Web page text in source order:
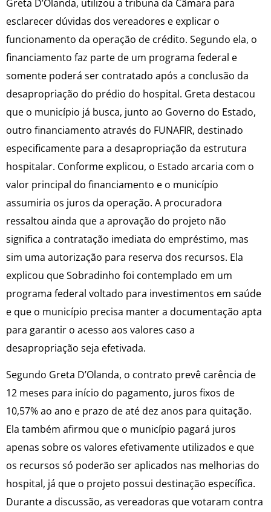
Greta D’Olanda, utilizou a tribuna da Câmara para
esclarecer dúvidas dos vereadores e explicar o
funcionamento da operação de crédito. Segundo ela, o
financiamento faz parte de um programa federal e
somente poderá ser contratado após a conclusão da
desapropriação do prédio do hospital. Greta destacou
que o município já busca, junto ao Governo do Estado,
outro financiamento através do FUNAFIR, destinado
especificamente para a desapropriação da estrutura
hospitalar. Conforme explicou, o Estado arcaria com o
valor principal do financiamento e o município
assumiria os juros da operação. A procuradora
ressaltou ainda que a aprovação do projeto não
significa a contratação imediata do empréstimo, mas
sim uma autorização para reserva dos recursos. Ela
explicou que Sobradinho foi contemplado em um
programa federal voltado para investimentos em saúde
e que o município precisa manter a documentação apta
para garantir o acesso aos valores caso a
desapropriação seja efetivada.
Segundo Greta D’Olanda, o contrato prevê carência de
12 meses para início do pagamento, juros fixos de
10,57% ao ano e prazo de até dez anos para quitação.
Ela também afirmou que o município pagará juros
apenas sobre os valores efetivamente utilizados e que
os recursos só poderão ser aplicados nas melhorias do
hospital, já que o projeto possui destinação específica.
Durante a discussão, as vereadoras que votaram contra